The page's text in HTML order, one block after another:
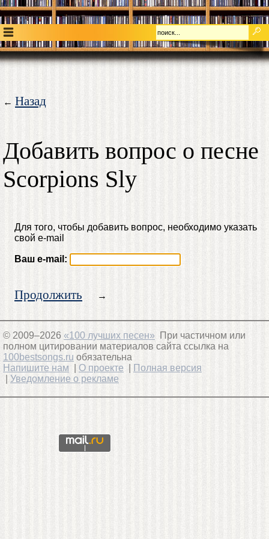
← Назад
Добавить вопрос о песне
Scorpions Sly
Для того, чтобы добавить вопрос, необходимо указать
свой e-mail
Ваш e-mail:
Продолжить →
© 2009–2026 «100 лучших песен» При частичном или
полном цитировании материалов сайта ссылка на
100bestsongs.ru обязательна
Напишите нам
О проекте
Полная версия
Уведомление о рекламе